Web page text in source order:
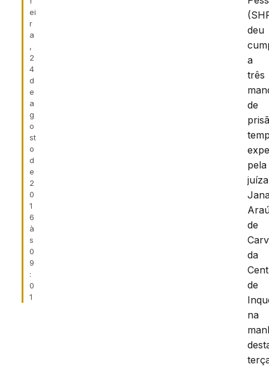
ei
r
a
,
2
4
d
e
a
g
o
st
o
d
e
2
0
1
6
à
s
0
9
:
0
1
deu
a
três
de
pela
juíza
de
da
de
na